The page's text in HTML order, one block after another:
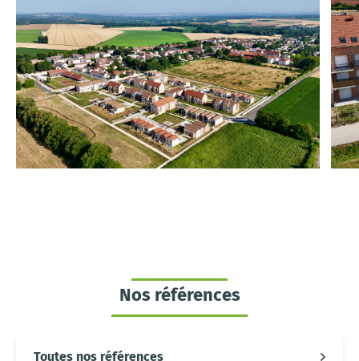
Nos références
Toutes nos références